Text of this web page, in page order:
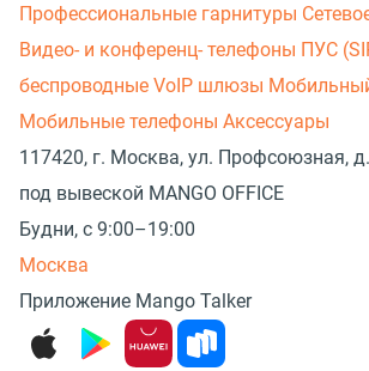
Профессиональные гарнитуры
Видео- и конференц- телефоны ПУС
беспроводные VoIP шлюзы
Мобильные телефоны Аксессуары
117420, г. Москва, ул. Профсоюзная,
под вывеской MANGO OFFICE
Будни, с 9:00–19:00
Москва
Приложение Mango Talker